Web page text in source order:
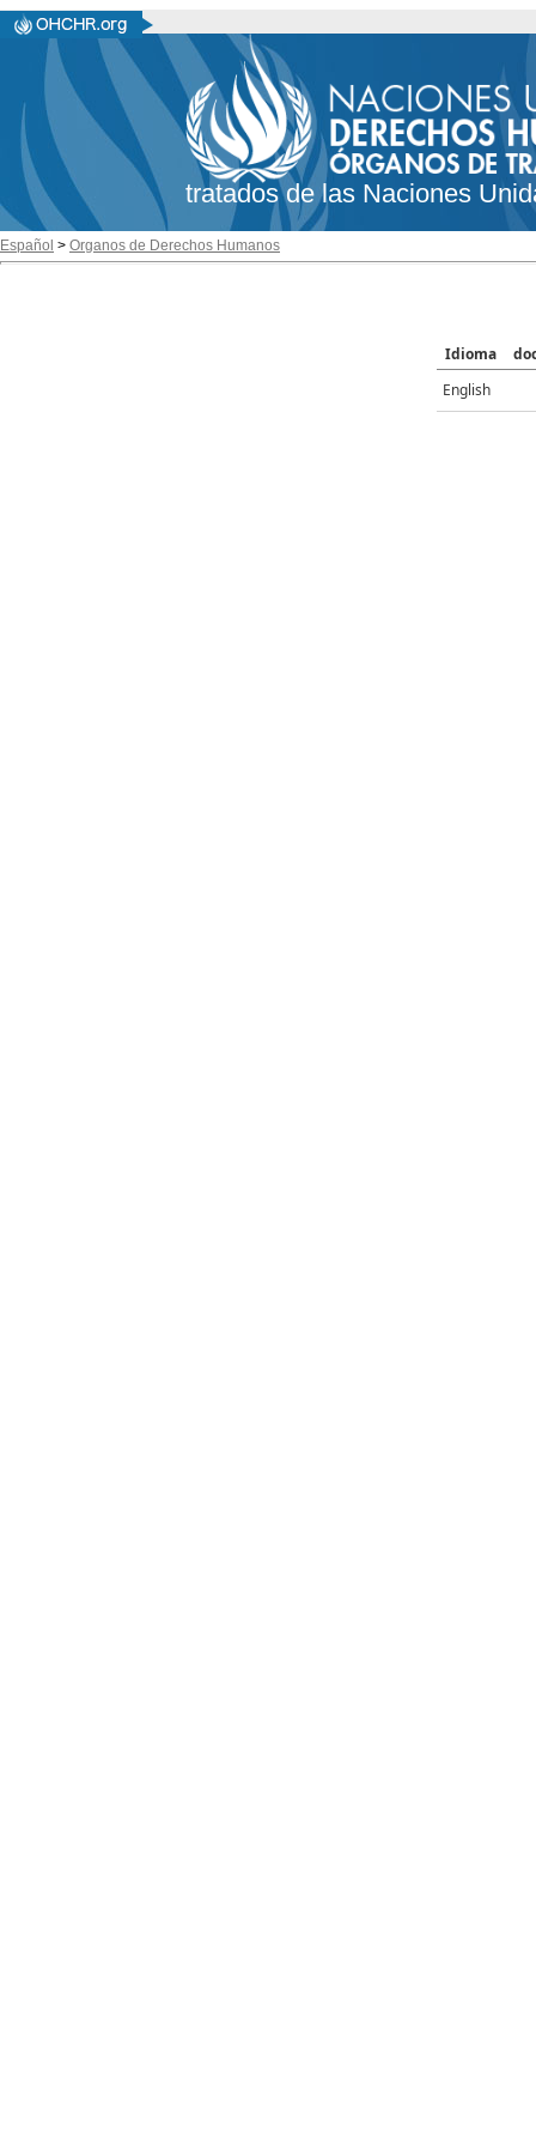
tratados de las Naciones
Español > Organos de Derechos Humanos
Idioma
English